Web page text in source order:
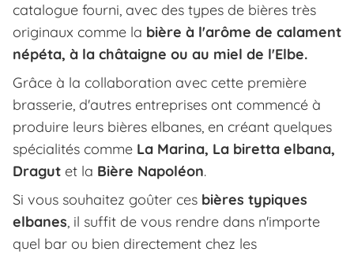
catalogue fourni, avec des types de bières très
originaux comme la bière à l'arôme de calament
népéta, à la châtaigne ou au miel de l'Elbe.
Grâce à la collaboration avec cette première
brasserie, d'autres entreprises ont commencé à
produire leurs bières elbanes, en créant quelques
spécialités comme La Marina, La biretta elbana,
Dragut et la Bière Napoléon.
Si vous souhaitez goûter ces bières typiques
elbanes, il suffit de vous rendre dans n'importe
quel bar ou bien directement chez les